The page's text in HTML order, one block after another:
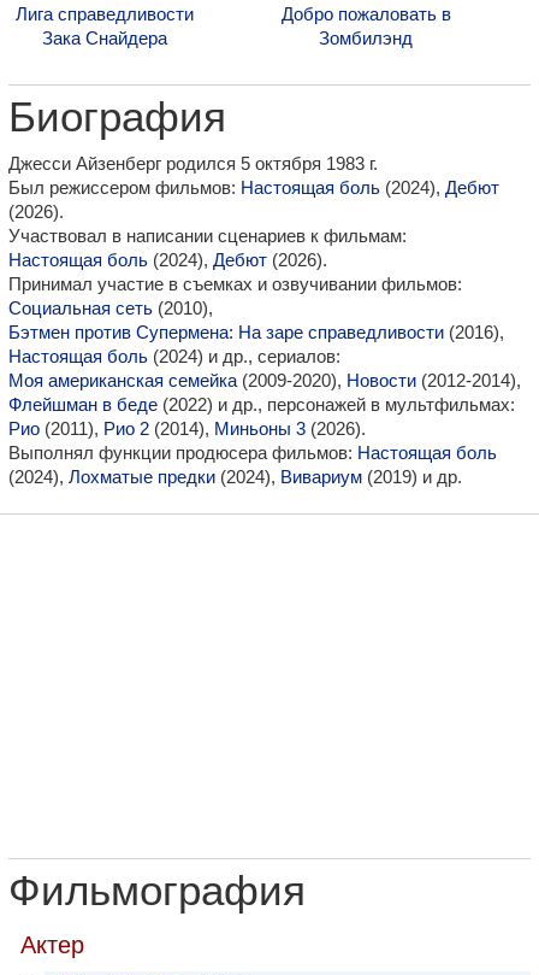
Лига справедливости
Зака Снайдера
Добро пожаловать в
Зомбилэнд
Биография
Джесси Айзенберг родился 5 октября 1983 г.
Был режиссером фильмов: Настоящая боль (2024), Дебют
(2026).
Участвовал в написании сценариев к фильмам:
Настоящая боль (2024), Дебют (2026).
Принимал участие в съемках и озвучивании фильмов:
Социальная сеть (2010),
Бэтмен против Супермена: На заре справедливости (2016),
Настоящая боль (2024) и др., сериалов:
Моя американская семейка (2009-2020), Новости (2012-2014),
Флейшман в беде (2022) и др., персонажей в мультфильмах:
Рио (2011), Рио 2 (2014), Миньоны 3 (2026).
Выполнял функции продюсера фильмов: Настоящая боль
(2024), Лохматые предки (2024), Вивариум (2019) и др.
Фильмография
Актер